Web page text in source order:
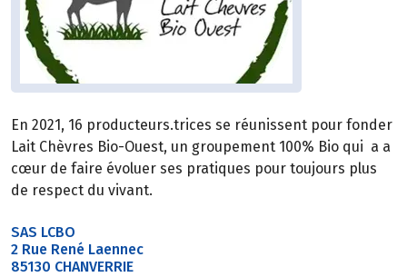
En 2021, 16 producteurs.trices se réunissent pour fonder
Lait Chèvres Bio-Ouest, un groupement 100% Bio qui a a
cœur de faire évoluer ses pratiques pour toujours plus
de respect du vivant.
SAS LCBO
2 Rue René Laennec
85130 CHANVERRIE